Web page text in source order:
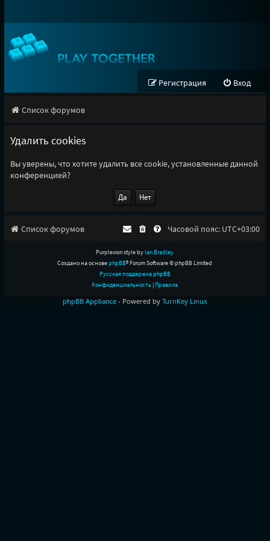
Вход
Регистрация
Список форумов
Удалить cookies
Вы уверены, что хотите удалить все cookie, установленные данной
конференцией?
Список форумов Часовой пояс: UTC+03:00
Purplexion style by Ian Bradley
Создано на основеphpBB® Forum Software © phpBB Limited
Русская поддержка phpBB
Конфиденциальность | Правила
phpBB Appliance - Powered by TurnKey Linux